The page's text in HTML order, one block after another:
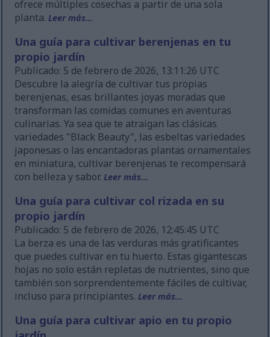
ofrece múltiples cosechas a partir de una sola
planta.Leer más...
Una guía para cultivar berenjenas en tu
propio jardín
Publicado: 5 de febrero de 2026, 13:11:26 UTC
Descubre la alegría de cultivar tus propias
berenjenas, esas brillantes joyas moradas que
transforman las comidas comunes en aventuras
culinarias. Ya sea que te atraigan las clásicas
variedades "Black Beauty", las esbeltas variedades
japonesas o las encantadoras plantas ornamentales
en miniatura, cultivar berenjenas te recompensará
con belleza y sabor.Leer más...
Una guía para cultivar col rizada en su
propio jardín
Publicado: 5 de febrero de 2026, 12:45:45 UTC
La berza es una de las verduras más gratificantes
que puedes cultivar en tu huerto. Estas gigantescas
hojas no solo están repletas de nutrientes, sino que
también son sorprendentemente fáciles de cultivar,
incluso para principiantes.Leer más...
Una guía para cultivar apio en tu propio